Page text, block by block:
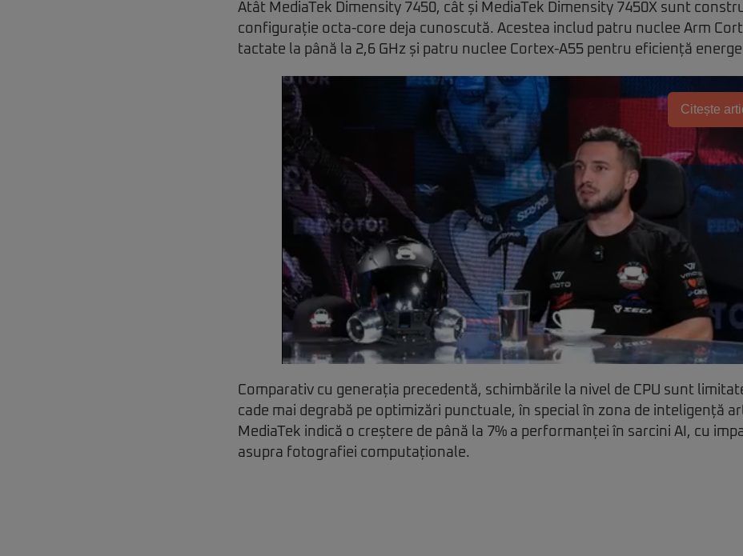
Atât MediaTek Dimensity 7450, cât și MediaTek Dimensity 7450X sunt
configurație octa-core deja cunoscută. Acestea includ patru nuclee Arm
tactate la până la 2,6 GHz și patru nuclee Cortex-A55 pentru eficiență
Citește
Comparativ cu generația precedentă, schimbările la nivel de CPU sunt
cade mai degrabă pe optimizări punctuale, în special în zona de inteligență
MediaTek indică o creștere de până la 7% a performanței în sarcini AI, cu
asupra fotografiei computaționale.